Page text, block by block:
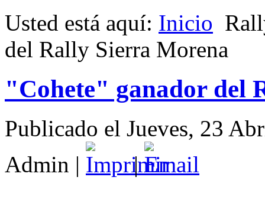
Usted está aquí: Inicio
del Rally Sierra Morena
"Cohete" ganador del
Publicado el Jueves, 23
Admin | |